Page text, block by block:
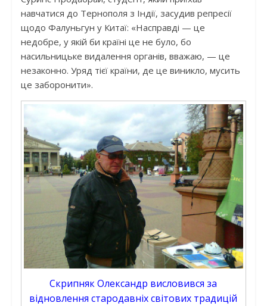
навчатися до Тернополя з Індії, засудив репресії
щодо Фалуньгун у Китаї: «Насправді — це
недобре, у якій би країні це не було, бо
насильницьке видалення органів, вважаю, — це
незаконно. Уряд тієї країни, де це виникло, мусить
це заборонити».
Скрипняк Олександр висловився за
відновлення стародавніх світових традицій